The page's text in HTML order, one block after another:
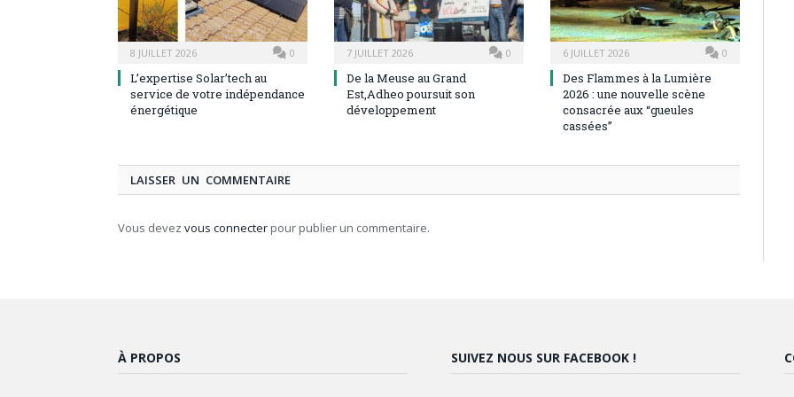
8 JUILLET 2026 0
L’expertise Solar’tech au
service de votre indépendance
énergétique
7 JUILLET 2026 0
De la Meuse au Grand
Est,Adheo poursuit son
développement
6 JUILLET 2026 0
Des Flammes à la Lumière
2026 : une nouvelle scène
consacrée aux “gueules
cassées”
LAISSER UN COMMENTAIRE
Vous devez vous connecter pour publier un commentaire.
À PROPOS SUIVEZ NOUS SUR FACEBOOK !